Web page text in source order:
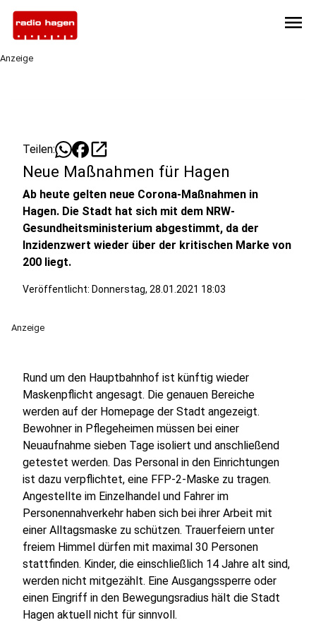
menu
Anzeige
Teilen: open_in_new
Neue Maßnahmen für Hagen
Ab heute gelten neue Corona-Maßnahmen in
Hagen. Die Stadt hat sich mit dem NRW-
Gesundheitsministerium abgestimmt, da der
Inzidenzwert wieder über der kritischen Marke von
200 liegt.
Veröffentlicht: Donnerstag, 28.01.2021 18:03
Anzeige
Rund um den Hauptbahnhof ist künftig wieder
Maskenpflicht angesagt. Die genauen Bereiche
werden auf der Homepage der Stadt angezeigt.
Bewohner in Pflegeheimen müssen bei einer
Neuaufnahme sieben Tage isoliert und anschließend
getestet werden. Das Personal in den Einrichtungen
ist dazu verpflichtet, eine FFP-2-Maske zu tragen.
Angestellte im Einzelhandel und Fahrer im
Personennahverkehr haben sich bei ihrer Arbeit mit
einer Alltagsmaske zu schützen. Trauerfeiern unter
freiem Himmel dürfen mit maximal 30 Personen
stattfinden. Kinder, die einschließlich 14 Jahre alt sind,
werden nicht mitgezählt. Eine Ausgangssperre oder
einen Eingriff in den Bewegungsradius hält die Stadt
Hagen aktuell nicht für sinnvoll.